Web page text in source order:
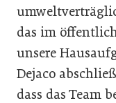
das im
unsere
Dejaco
dass das Team